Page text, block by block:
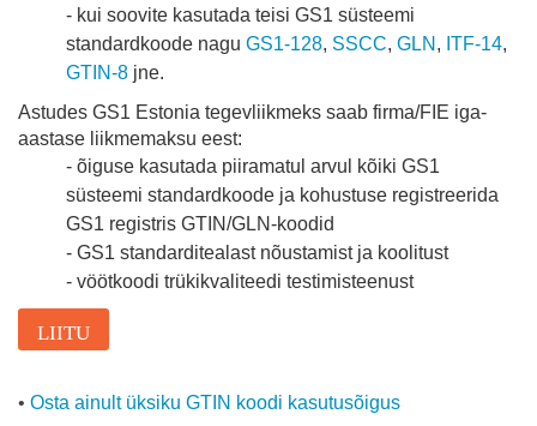
- kui soovite kasutada teisi GS1 süsteemi
standardkoode nagu GS1-128, SSCC, GLN , ITF-14,
GTIN-8 jne.
Astudes GS1 Estonia tegevliikmeks saab firma/FIE iga-
aastase liikmemaksu eest:
- õiguse kasutada piiramatul arvul kõiki GS1
süsteemi standardkoode ja kohustuse registreerida
GS1 registris GTIN/GLN-koodid
- GS1 standarditealast nõustamist ja koolitust
- vöötkoodi trükikvaliteedi testimisteenust
LIITU
• Osta ainult üksiku GTIN koodi kasutusõigus